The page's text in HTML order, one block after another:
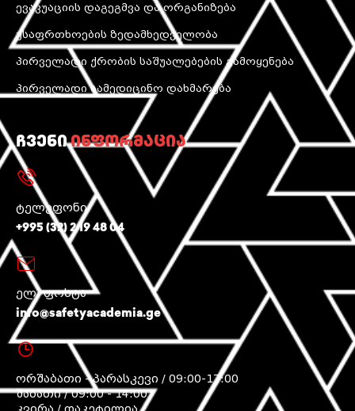
ევაკუაციის დაგეგმვა და ორგანიზება
უსაფრთხოების ზედამხედველობა
პირველადი ქრობის საშუალებების გამოყენება
პირველადი სამედიცინო დახმარება
ჩვენიინფორმაცია
ტელეფონი
+995 (32) 2 19 48 04
ელ. ფოსტა
info@safetyacademia.ge
ორშაბათი - პარასკევი / 09:00-17:00
შაბათი / 09:00 - 14:00